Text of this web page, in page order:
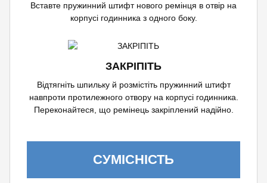
Вставте пружинний штифт нового ремінця в отвір на
корпусі годинника з одного боку.
ЗАКРІПІТЬ
Відтягніть шпильку й розмістіть пружинний штифт
навпроти протилежного отвору на корпусі годинника.
Переконайтеся, що ремінець закріплений надійно.
СУМІСНІСТЬ